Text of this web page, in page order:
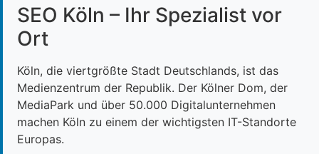
SEO Köln – Ihr Spezialist vor
Ort
Köln, die viertgrößte Stadt Deutschlands, ist das
Medienzentrum der Republik. Der Kölner Dom, der
MediaPark und über 50.000 Digitalunternehmen
machen Köln zu einem der wichtigsten IT-Standorte
Europas.